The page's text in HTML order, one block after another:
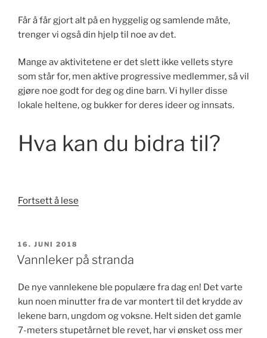
Får å får gjort alt på en hyggelig og samlende måte,
trenger vi også din hjelp til noe av det.
Mange av aktivitetene er det slett ikke vellets styre
som står for, men aktive progressive medlemmer, så vil
gjøre noe godt for deg og dine barn. Vi hyller disse
lokale heltene, og bukker for deres ideer og innsats.
Hva kan du bidra til?
Fortsett å lese
dugnadsgruppen»
PUBLISERT
16. JUNI 2018
Vannleker på stranda
De nye vannlekene ble populære fra dag en! Det varte
kun noen minutter fra de var montert til det krydde av
lekene barn, ungdom og voksne. Helt siden det gamle
7-meters stupetårnet ble revet, har vi ønsket oss mer